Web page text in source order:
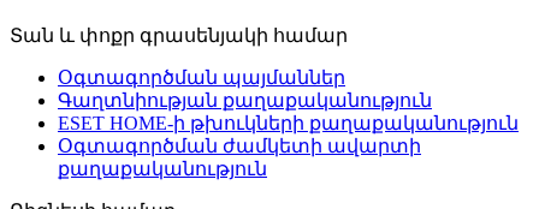
Տան և փոքր գրասենյակի համար
Օգտագործման պայմաններ
Գաղտնիության քաղաքականություն
ESET HOME-ի թխուկների քաղաքականություն
Օգտագործման ժամկետի ավարտի
քաղաքականություն